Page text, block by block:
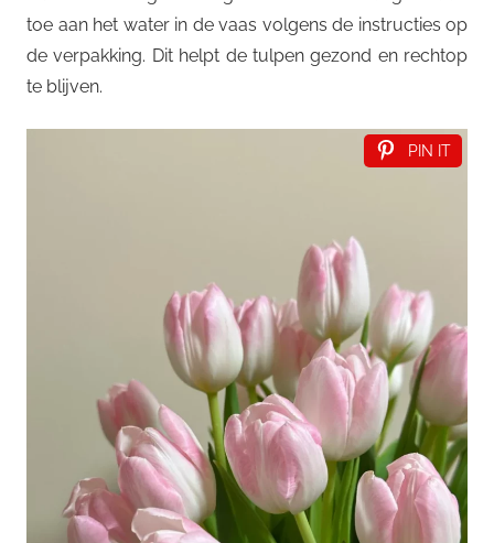
toe aan het water in de vaas volgens de instructies op
de verpakking. Dit helpt de tulpen gezond en rechtop
te blijven.
PIN IT